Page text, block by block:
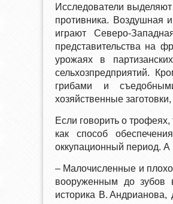
Исследователи
противника. Воздушная
играют Северо-
представительства на
урожаях в
сельхозпредприятий.
грибами и
хозяйственные
Если говорить о
как способ
оккупационный период.
– Малочисленные и плохо
вооруженным до зубов
историка В.